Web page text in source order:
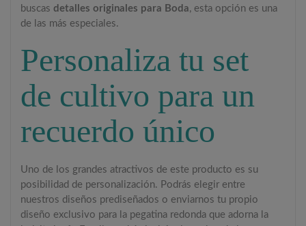
buscasdetalles originales para Boda, esta opción es una
de las más especiales.
Personaliza tu set
de cultivo para un
recuerdo único
Uno de los grandes atractivos de este producto es su
posibilidad de personalización. Podrás elegir entre
nuestros diseños prediseñados o enviarnos tu propio
diseño exclusivo para la pegatina redonda que adorna la